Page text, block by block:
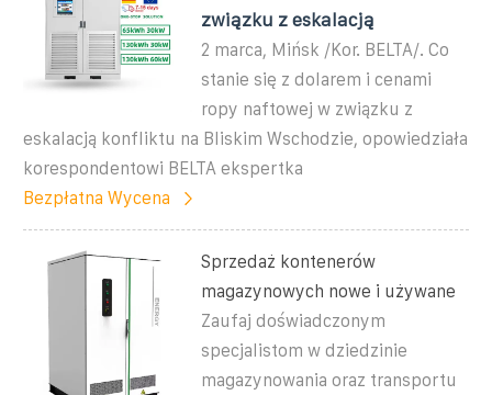
związku z eskalacją
2 marca, Mińsk /Kor. BELTA/. Co
stanie się z dolarem i cenami
ropy naftowej w związku z
eskalacją konfliktu na Bliskim Wschodzie, opowiedziała
korespondentowi BELTA ekspertka
Bezpłatna Wycena
Sprzedaż kontenerów
magazynowych nowe i używane
Zaufaj doświadczonym
specjalistom w dziedzinie
magazynowania oraz transportu